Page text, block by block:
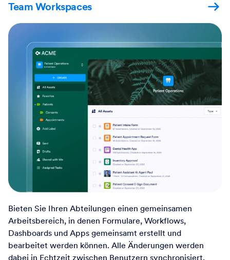
Team Workspaces
Bieten Sie Ihren Abteilungen einen gemeinsamen
Arbeitsbereich, in denen Formulare, Workflows,
Dashboards und Apps gemeinsamt erstellt und
bearbeitet werden können. Alle Änderungen werden
dabei in Echtzeit zwischen Benutzern synchronisiert.